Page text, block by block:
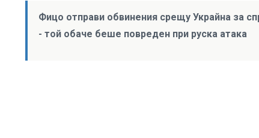
Фицо отправи обвинения срещу Украйна за
- той обаче беше повреден при руска атака